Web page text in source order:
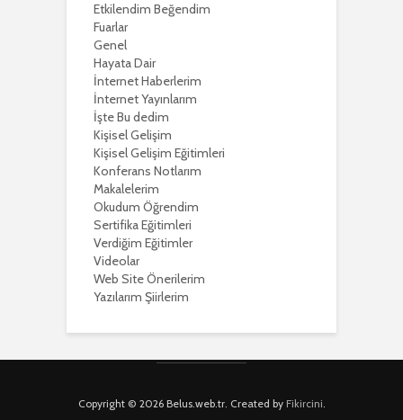
Etkilendim Beğendim
Fuarlar
Genel
Hayata Dair
İnternet Haberlerim
İnternet Yayınlarım
İşte Bu dedim
Kişisel Gelişim
Kişisel Gelişim Eğitimleri
Konferans Notlarım
Makalelerim
Okudum Öğrendim
Sertifika Eğitimleri
Verdiğim Eğitimler
Videolar
Web Site Önerilerim
Yazılarım Şiirlerim
Copyright © 2026 Belus.web.tr. Created by Fikircini.